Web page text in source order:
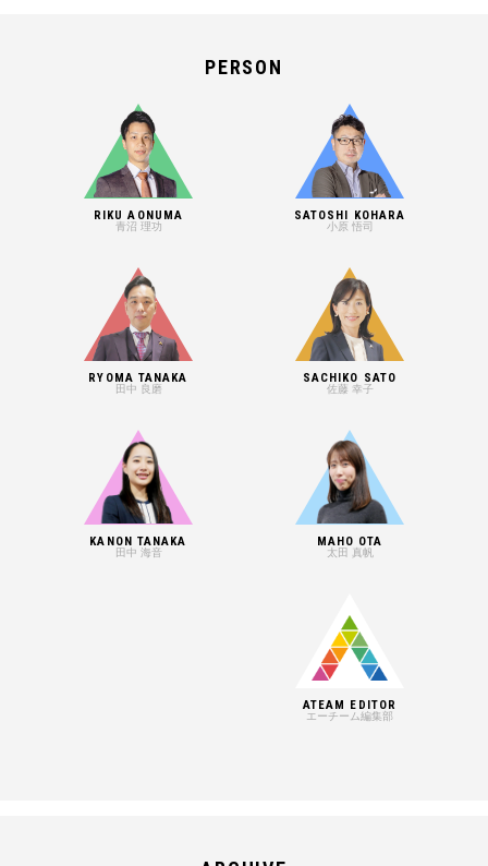
PERSON
RIKU AONUMA
青沼 理功
SATOSHI KOHARA
小原 悟司
RYOMA TANAKA
田中 良磨
SACHIKO SATO
佐藤 幸子
KANON TANAKA
田中 海音
MAHO OTA
太田 真帆
ATEAM EDITOR
エーチーム編集部